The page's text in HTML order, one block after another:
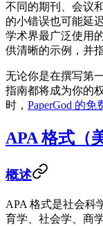
不同的期刊、会议
的小错误也可能延
学术界最广泛使用
供清晰的示例，并
无论你是在撰写第
指南都将成为你的
时， PaperGod 的免
APA 格式（
概述
APA 格式是社会科
育学、社会学、商